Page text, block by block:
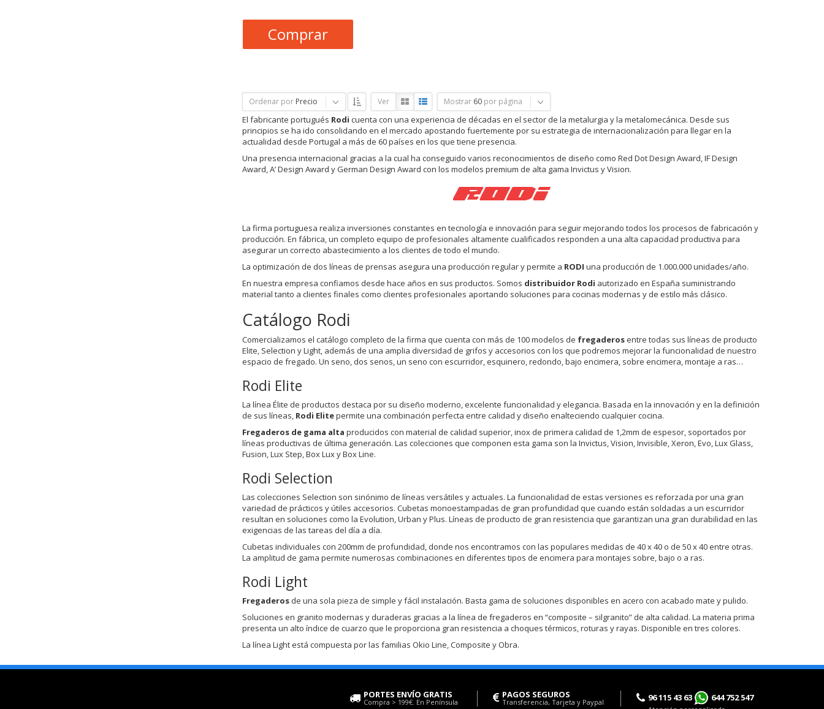
Comprar
Ordenar por Precio Ver Mostrar 60 por página
El fabricante portugués Rodi cuenta con una experiencia de décadas en el sector de la metalurgia y la metalomecánica. Desde sus
principios se ha ido consolidando en el mercado apostando fuertemente por su estrategia de internacionalización para llegar en la
actualidad desde Portugal a más de 60 países en los que tiene presencia.
Una presencia internacional gracias a la cual ha conseguido varios reconocimientos de diseño como Red Dot Design Award, IF Design
Award, A’ Design Award y German Design Award con los modelos premium de alta gama Invictus y Vision.
La firma portuguesa realiza inversiones constantes en tecnología e innovación para seguir mejorando todos los procesos de fabricación y
producción. En fábrica, un completo equipo de profesionales altamente cualificados responden a una alta capacidad productiva para
asegurar un correcto abastecimiento a los clientes de todo el mundo.
La optimización de dos líneas de prensas asegura una producción regular y permite a RODI una producción de 1.000.000 unidades/año.
En nuestra empresa confiamos desde hace años en sus productos. Somos distribuidor Rodi autorizado en España suministrando
material tanto a clientes finales como clientes profesionales aportando soluciones para cocinas modernas y de estilo más clásico.
Catálogo Rodi
Comercializamos el catálogo completo de la firma que cuenta con más de 100 modelos de fregaderosentre todas sus líneas de producto
Elite, Selection y Light, además de una amplia diversidad de grifos y accesorios con los que podremos mejorar la funcionalidad de nuestro
espacio de fregado. Un seno, dos senos, un seno con escurridor, esquinero, redondo, bajo encimera, sobre encimera, montaje a ras…
Rodi Elite
La línea Élite de productos destaca por su diseño moderno, excelente funcionalidad y elegancia. Basada en la innovación y en la definición
de sus líneas, Rodi Elitepermite una combinación perfecta entre calidad y diseño enalteciendo cualquier cocina.
Fregaderos de gama alta producidos con material de calidad superior, inox de primera calidad de 1,2mm de espesor, soportados por
líneas productivas de última generación. Las colecciones que componen esta gama son la Invictus, Vision, Invisible, Xeron, Evo, Lux Glass,
Fusion, Lux Step, Box Lux y Box Line.
Rodi Selection
Las colecciones Selection son sinónimo de líneas versátiles y actuales. La funcionalidad de estas versiones es reforzada por una gran
variedad de prácticos y útiles accesorios. Cubetas monoestampadas de gran profundidad que cuando están soldadas a un escurridor
resultan en soluciones como la Evolution, Urban y Plus. Líneas de producto de gran resistencia que garantizan una gran durabilidad en las
exigencias de las tareas del día a día.
Cubetas individuales con 200mm de profundidad, donde nos encontramos con las populares medidas de 40 x 40 o de 50 x 40 entre otras.
La amplitud de gama permite numerosas combinaciones en diferentes tipos de encimera para montajes sobre, bajo o a ras.
Rodi Light
Fregaderosde una sola pieza de simple y fácil instalación. Basta gama de soluciones disponibles en acero con acabado mate y pulido.
Soluciones en granito modernas y duraderas gracias a la línea de fregaderos en “composite – silgranito” de alta calidad. La materia prima
presenta un alto índice de cuarzo que le proporciona gran resistencia a choques térmicos, roturas y rayas. Disponible en tres colores.
La línea Light está compuesta por las familias Okio Line, Composite y Obra.
PORTES ENVÍO GRATIS
Compra > 199€. En Península
PAGOS SEGUROS
Transferencia, Tarjeta y Paypal 96 115 43 63 644 752 547